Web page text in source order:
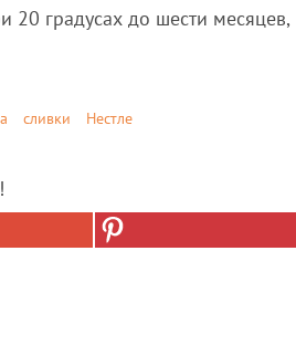
20 градусах до шести месяцев,
сливки Нестле